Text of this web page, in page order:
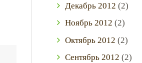
Декабрь 2012 (2)
Ноябрь 2012 (2)
Октябрь 2012 (2)
Сентябрь 2012 (2)